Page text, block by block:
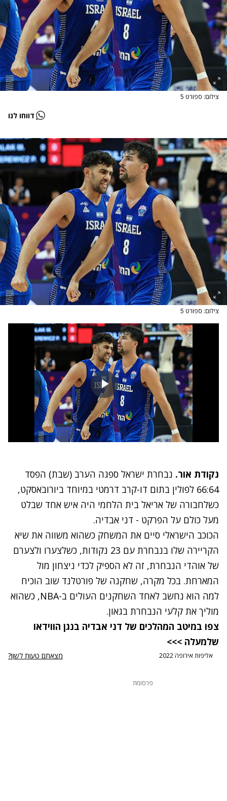
צילום: ספורט 5
דווחו לנו
צילום: ספורט 5
נקודת אור. נבחרת ישראל ספגה הערב (שבת) הפסד
66:64 לפולין בתום דו-קרב דרמטי במיוחד ביורובאסקט,
כשלחבורה של אריאל בית הלחמי היה איש אחד שבלט
מעל כולם על הפרקט - דני אבדיה.
הכוכב הישראלי סיים את המשחק כשהוא משווה את שיא
הקריירה שלו בנבחרת עם 23 נקודות, כשלצערו ולצערם
של אוהדי הנבחרת, זה לא הספיק לכדי ניצחון מול
המארחת. בכל מקרה, שחקנה של פורטלנד שוב הוכיח
למה הוא נחשב לאחד השחקנים העולים ב-NBA, כשהוא
מוליך את קלעי הנבחרת בגאון.
צפו במיטב המהלכים של דני אבדיה בנגן הווידאו
שלמעלה >>>
אליפות אירופה 2022 מצאתם טעות לשון?
פרסומת